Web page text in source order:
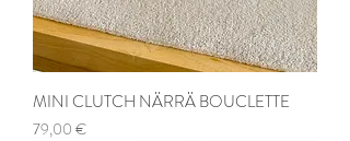
MINI CLUTCH NÄRRÄ BOUCLETTE
Prix
79,00 €